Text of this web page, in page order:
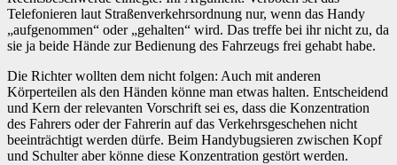
Telefonieren laut Straßenverkehrsordnung nur, wenn das Handy
„aufgenommen“ oder „gehalten“ wird. Das treffe bei ihr nicht zu, da
sie ja beide Hände zur Bedienung des Fahrzeugs frei gehabt habe.
Die Richter wollten dem nicht folgen: Auch mit anderen
Körperteilen als den Händen könne man etwas halten. Entscheidend
und Kern der relevanten Vorschrift sei es, dass die Konzentration
des Fahrers oder der Fahrerin auf das Verkehrsgeschehen nicht
beeinträchtigt werden dürfe. Beim Handybugsieren zwischen Kopf
und Schulter aber könne diese Konzentration gestört werden.